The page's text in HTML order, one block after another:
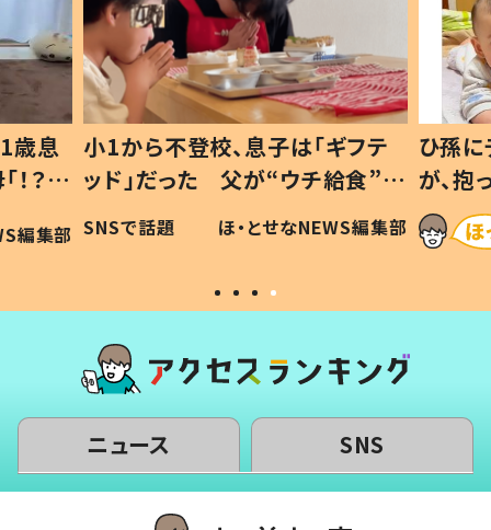
歳息
？」
編集部
小1から不登校、息子は「ギフテ
ッド」だった 父が“ウチ給食”を
作り続ける理由とは #令和の親
#令和の子
SNSで話題 ほ・とせなNEWS編集部
ひ孫
が、
「涙が
い」
ニュース SNS